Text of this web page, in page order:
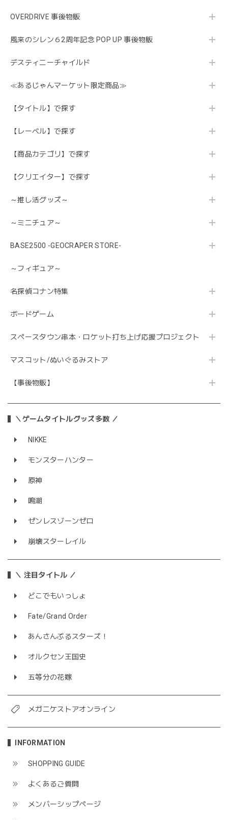
OVERDRIVE 事後物販
風来のシレン６2周年記念 POP UP 事後物販
デスティニーチャイルド
≪あるじゃんマーケット限定商品≫
【タイトル】で探す
【レーベル】で探す
【商品カテゴリ】で探す
【クリエイター】で探す
～推し活グッズ～
～ミニチュア～
BASE2500 -GEOCRAPER STORE-
～フィギュア～
名探偵コナン特集
ボードゲーム
スペースタウン串本・ロケット打ち上げ応援プロジェクト
マスコット/ぬいぐるみストア
【事後物販】
＼ゲームタイトルグッズ多数 ／
NIKKE
モンスターハンター
原神
鳴潮
ゼンレスゾーンゼロ
崩壊スターレイル
＼ 注目タイトル ／
どこでもいっしょ
Fate/Grand Order
あんさんぶるスターズ！
オルクセン王国史
五等分の花嫁
メガニケストアオンライン
INFORMATION
SHOPPING GUIDE
よくあるご質問
メンバーシップページ